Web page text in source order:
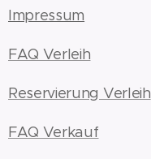
Impressum
FAQ Verleih
Reservierung Verleih
FAQ Verkauf